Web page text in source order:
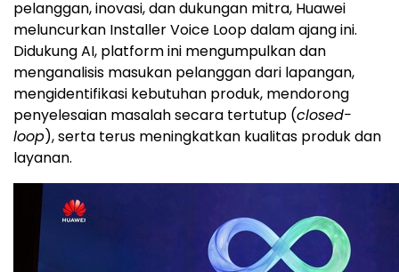
pelanggan, inovasi, dan dukungan mitra, Huawei
meluncurkan Installer Voice Loop dalam ajang ini.
Didukung AI, platform ini mengumpulkan dan
menganalisis masukan pelanggan dari lapangan,
mengidentifikasi kebutuhan produk, mendorong
penyelesaian masalah secara tertutup (closed-
loop), serta terus meningkatkan kualitas produk dan
layanan.